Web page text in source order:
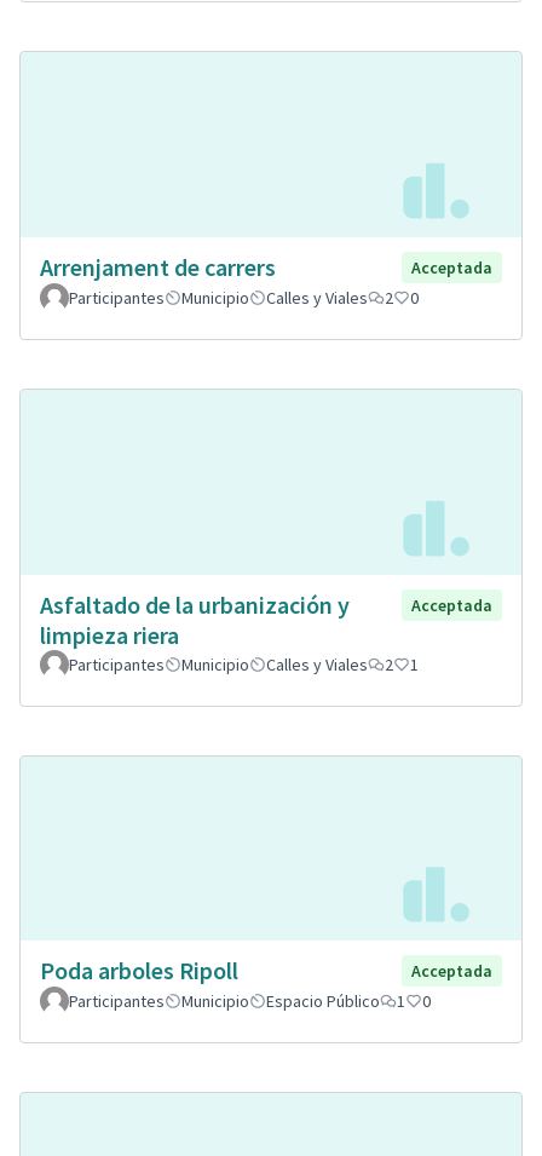
Arrenjament de carrers
Acceptada
Participantes
Municipio Calles y Viales 2 0
Asfaltado de la urbanización y
limpieza riera
Acceptada
Participantes Municipio Calles y Viales 2 1
Poda arboles Ripoll
Acceptada
Participantes
Municipio Espacio Público 1 0